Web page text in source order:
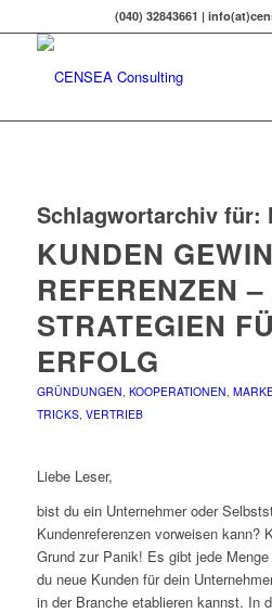
(040) 32843661 |
Schlagwortarchiv für:
KUNDEN
REFERENZEN
STRATEGIEN
ERFOLG
GRÜNDUNGEN, KOOPERATIONEN,
TRICKS, VERTRIEB
Liebe Leser,
bist du ein Unternehmer oder
Kundenreferenzen vorweisen kann?
Grund zur Panik! Es gibt jede
du neue Kunden für dein
in der Branche etablieren kannst. In